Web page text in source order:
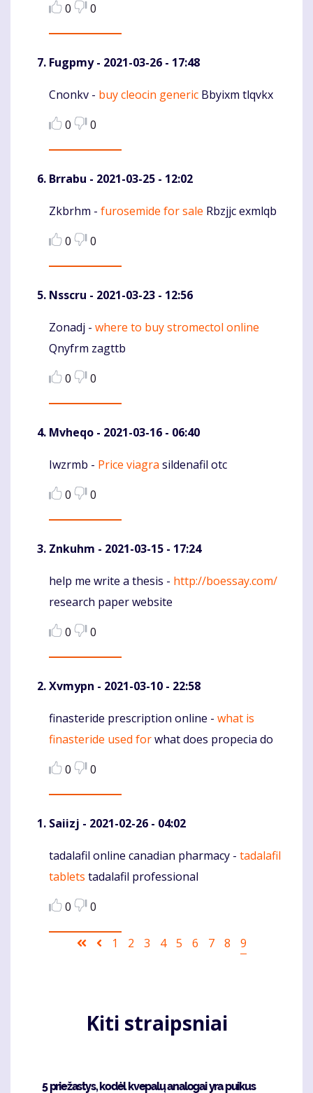
0
0
Fugpmy- 2021-03-26 - 17:48
Komentaras
Cnonkv - buy cleocin generic Bbyixm tlqvkx
0
0
Brrabu - 2021-03-25 - 12:02
Komentaras
Zkbrhm - furosemide for sale Rbzjjc exmlqb
0
0
Nsscru - 2021-03-23 - 12:56
Komentaras
Zonadj - where to buy stromectol online
Qnyfrm zagttb
0
0
Mvheqo - 2021-03-16 - 06:40
Komentaras
Iwzrmb - Price viagra sildenafil otc
0
0
Znkuhm - 2021-03-15 - 17:24
Komentaras
help me write a thesis - http://boessay.com/
research paper website
0
0
Xvmypn - 2021-03-10 - 22:58
Komentaras
finasteride prescription online - what is
finasteride used forwhat does propecia do
0
0
Saiizj - 2021-02-26 - 04:02
Komentaras
tadalafil online canadian pharmacy - tadalafil
tablets tadalafil professional
0
0
Pagination
First Ankstesnis
Puslapis
1 Puslapis
2 Puslapis
3 Puslapis
4 Puslapis
5 Puslapis
6 Puslapis
7 Puslapis
8
Current
9
Kiti straipsniai
5 priežastys, kodėl kvepalų analogai yra puikus